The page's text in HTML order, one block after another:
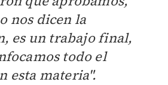
nos dicen la
es un trabajo final,
todo el
esta materia".